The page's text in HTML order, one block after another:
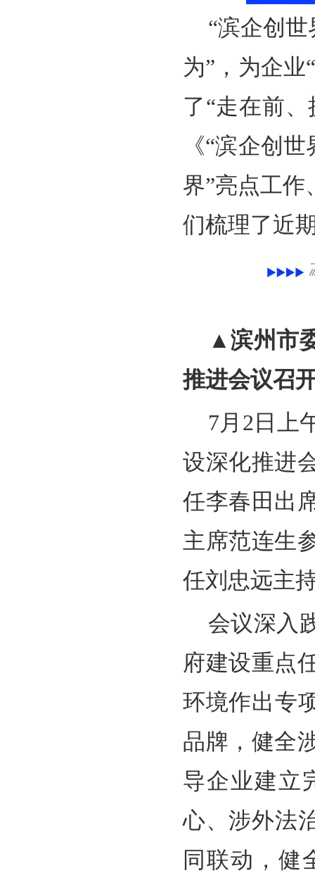
“滨企创
为”，为企
了“走在前
《“滨企创
界”亮点工
们梳理了近
▲滨州市
推进会议召
7月2日上
设深化推进
任李春田出
主席范连生
任刘忠远主
会议深入
府建设重点
环境作出专
品牌，健全
导企业建立
心、涉外法
同联动，健